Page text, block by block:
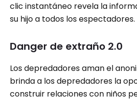
clic instantáneo revela la
su hijo a todos los espectadores.
Danger de extraño 2.0
Los depredadores aman el
brinda a los depredadores la
construir relaciones con niños